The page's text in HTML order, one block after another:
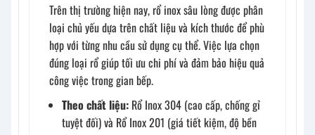
Trên thị trường hiện nay, rổ inox sâu lòng được phân
loại chủ yếu dựa trên chất liệu và kích thước để phù
hợp với từng nhu cầu sử dụng cụ thể. Việc lựa chọn
đúng loại rổ giúp tối ưu chi phí và đảm bảo hiệu quả
công việc trong gian bếp.
Theo chất liệu: Rổ Inox 304 (cao cấp, chống gỉ
tuyệt đối) và Rổ Inox 201 (giá tiết kiệm, độ bền